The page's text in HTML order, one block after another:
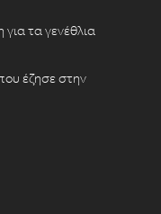
τα γενέθλια
έζησε στην